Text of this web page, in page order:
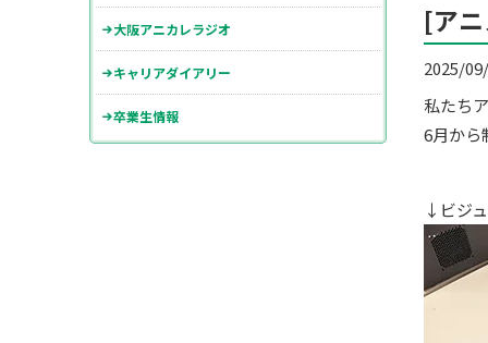
[ア
2025/
私たち
6月から
↓ビジ
大阪アニカレラジオ
キャリアダイアリー
卒業生情報